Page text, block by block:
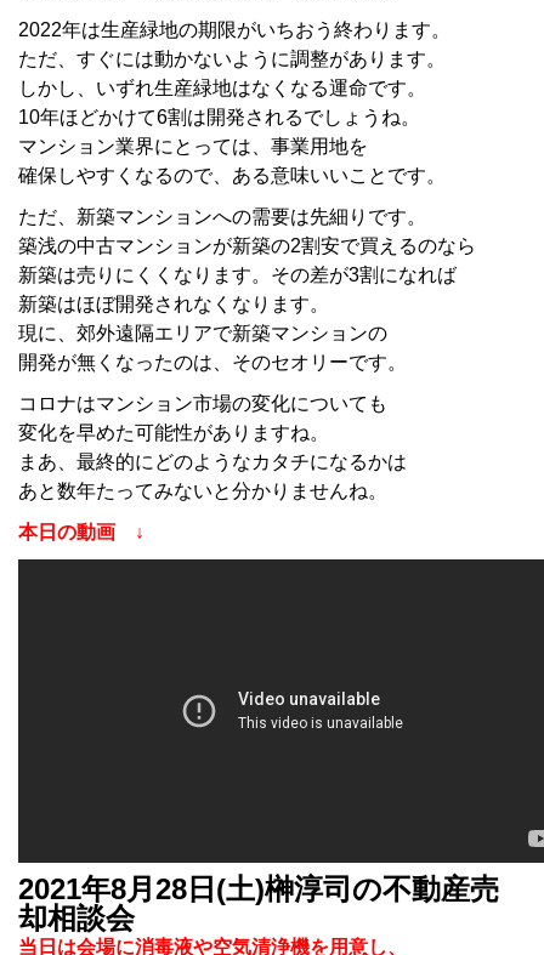
2022年は生産緑地の期限がいちおう終わります。
ただ、すぐには動かないように調整があります。
しかし、いずれ生産緑地はなくなる運命です。
10年ほどかけて6割は開発されるでしょうね。
マンション業界にとっては、事業用地を
確保しやすくなるので、ある意味いいことです。
ただ、新築マンションへの需要は先細りです。
築浅の中古マンションが新築の2割安で買えるのなら
新築は売りにくくなります。その差が3割になれば
新築はほぼ開発されなくなります。
現に、郊外遠隔エリアで新築マンションの
開発が無くなったのは、そのセオリーです。
コロナはマンション市場の変化についても
変化を早めた可能性がありますね。
まあ、最終的にどのようなカタチになるかは
あと数年たってみないと分かりませんね。
本日の動画 ↓
2021年8月28日(土)榊淳司の不動産売
却相談会
当日は会場に消毒液や空気清浄機を用意し、